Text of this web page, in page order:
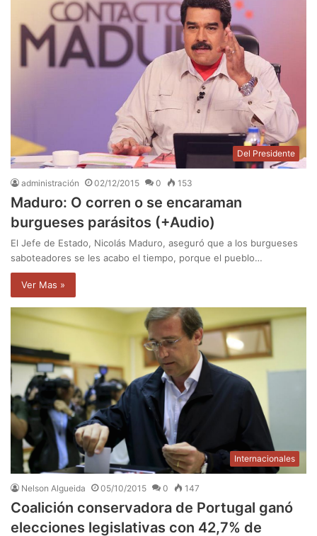
Del Presidente
administración 02/12/2015 0 153
Maduro: O corren o se encaraman
burgueses parásitos (+Audio)
El Jefe de Estado, Nicolás Maduro, aseguró que a los burgueses
saboteadores se les acabo el tiempo, porque el pueblo…
Ver Mas »
Internacionales
Nelson Algueida 05/10/2015 0 147
Coalición conservadora de Portugal ganó
elecciones legislativas con 42,7% de